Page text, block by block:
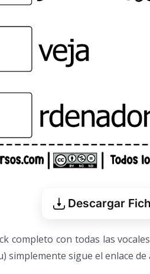
Descargar
completo con todas las
simplemente sigue el enlace